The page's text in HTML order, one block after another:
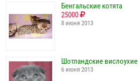
Бенгальские котята
25000
8 июня 2013
Шотландские вислоухие
6 июня 2013